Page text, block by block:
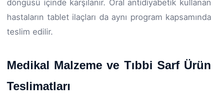
döngüsü içinde karşılanır. Oral antidiyabetik kullanan
hastaların tablet ilaçları da aynı program kapsamında
teslim edilir.
Medikal Malzeme ve Tıbbi Sarf Ürün
Teslimatları